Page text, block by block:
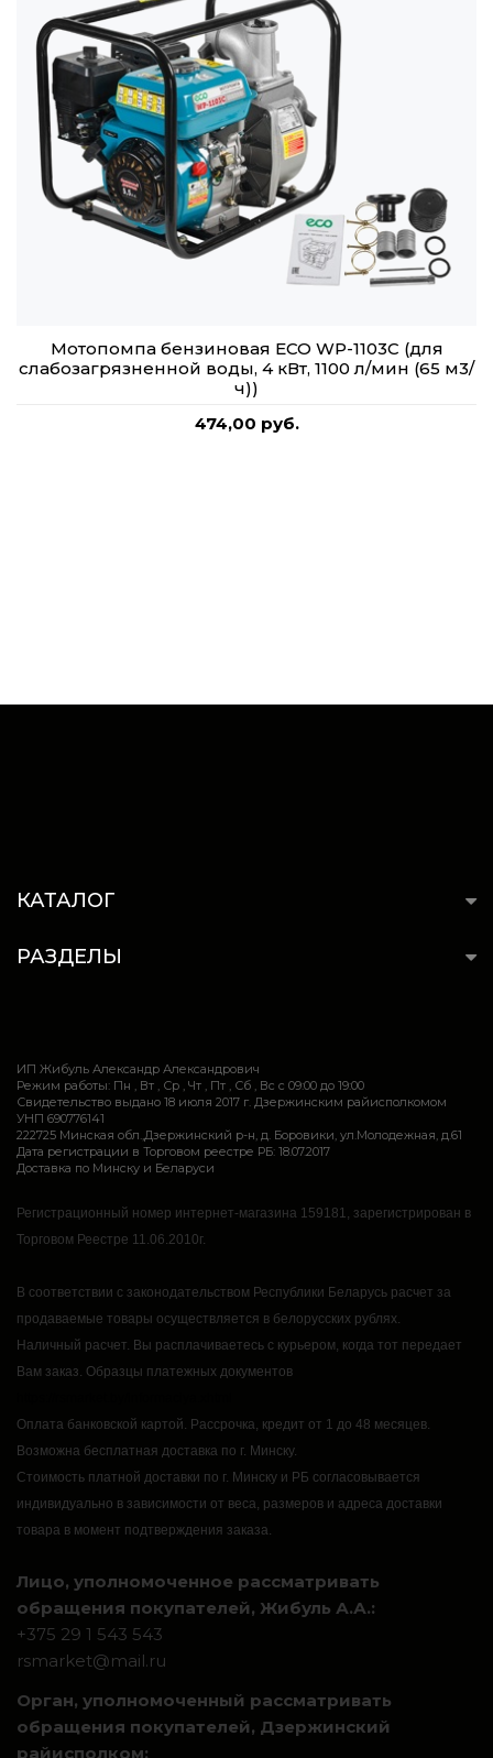
Мотопомпа бензиновая ECO WP-1103C (для
слабозагрязненной воды, 4 кВт, 1100 л/мин (65 м3/
ч))
474,00 руб.
КАТАЛОГ
РАЗДЕЛЫ
ИП Жибуль Александр Александрович
Режим работы: Пн , Вт , Ср , Чт , Пт , Сб , Вс c 09:00 до 19:00
Свидетельство выдано 18 июля 2017 г. Дзержинским райисполкомом
УНП 690776141
222725 Минская обл.,Дзержинский р-н, д. Боровики, ул.Молодежная, д.61
Дата регистрации в Торговом реестре РБ: 18.07.2017
Доставка по Минску и Беларуси
Регистрационный номер интернет-магазина 159181, зарегистрирован в
Торговом Реестре 11.06.2010г.
В соответствии с законодательством Республики Беларусь расчет за
продаваемые товары осуществляется в белорусских рублях.
Наличный расчет. Вы расплачиваетесь с курьером, когда тот передает
Вам заказ. Образцы платежных документов
Оплата банковской картой. Рассрочка, кредит от 1 до 48 месяцев.
Возможна бесплатная доставка по г. Минску.
Стоимость платной доставки по г. Минску и РБ согласовывается
индивидуально в зависимости от веса, размеров и адреса доставки
товара в момент подтверждения заказа.
Лицо, уполномоченное рассматривать
обращения покупателей, Жибуль А.А.:
+375 29 1 543 543
rsmarket@mail.ru
Орган, уполномоченный рассматривать
обращения покупателей, Дзержинский
райисполком: